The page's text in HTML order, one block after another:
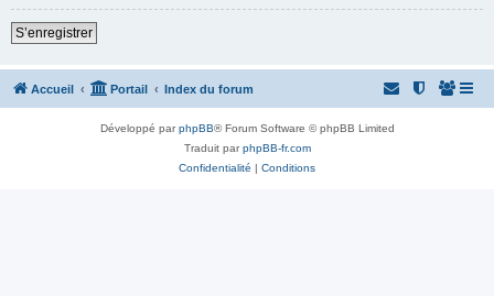
S’enregistrer
Accueil Portail Index du forum
Développé parphpBB® Forum Software © phpBB Limited
Traduit parphpBB-fr.com
Confidentialité | Conditions